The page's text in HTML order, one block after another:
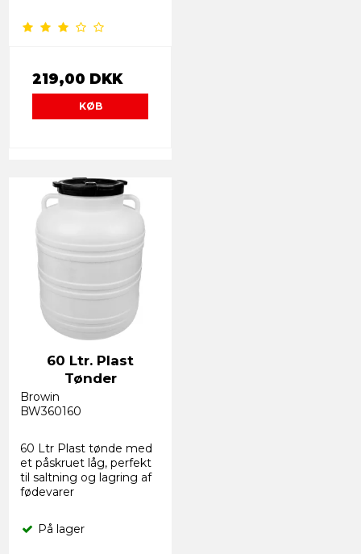
219,00 DKK
KØB
60 Ltr. Plast
Tønder
Browin
BW360160
60 Ltr Plast tønde med
et påskruet låg, perfekt
til saltning og lagring af
fødevarer
På lager